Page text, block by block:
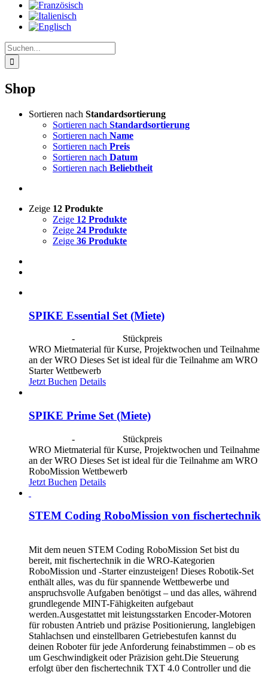
Suche
nach:
Shop
Sortieren nach Standardsortierung
Sortieren nach Standardsortierung
Sortieren nach Name
Sortieren nach Preis
Sortieren nach Datum
Sortieren nach Beliebtheit
Zeige 12 Produkte
Zeige 12 Produkte
Zeige 24 Produkte
Zeige 36 Produkte
SPIKE Essential Set (Miete)
-
Stückpreis
WRO Mietmaterial für Kurse, Projektwochen und Teilnahme
an der WRO Dieses Set ist ideal für die Teilnahme am WRO
Starter Wettbewerb
Jetzt Buchen Details
SPIKE Prime Set (Miete)
-
Stückpreis
WRO Mietmaterial für Kurse, Projektwochen und Teilnahme
an der WRO Dieses Set ist ideal für die Teilnahme am WRO
RoboMission Wettbewerb
Jetzt Buchen Details
STEM Coding RoboMission von fischertechnik
Mit dem neuen STEM Coding RoboMission Set bist du
bereit, mit fischertechnik in die WRO-Kategorien
RoboMission und -Starter einzusteigen! Dieses Robotik-Set
enthält alles, was du für spannende Wettbewerbe und
anspruchsvolle Aufgaben benötigst – und das alles, während
grundlegende MINT-Fähigkeiten aufgebaut
werden.Ausgestattet mit leistungsstarken Encoder-Motoren
für robusten Antrieb und präzise Positionierung, langlebigen
Stahlachsen und einstellbaren Getriebestufen kannst du
deinen Roboter für jede Anforderung feinabstimmen – ob es
um Geschwindigkeit oder Präzision geht.Die Steuerung
erfolgt über den fischertechnik TXT 4.0 Controller und die